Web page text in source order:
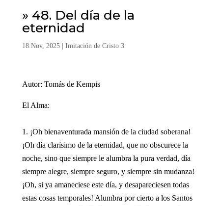
» 48. Del día de la
eternidad
18 Nov, 2025| Imitación de Cristo 3
Autor: Tomás de Kempis
El Alma:
1. ¡Oh bienaventurada mansión de la ciudad soberana!
¡Oh día clarísimo de la eternidad, que no obscurece la
noche, sino que siempre le alumbra la pura verdad, día
siempre alegre, siempre seguro, y siempre sin mudanza!
¡Oh, si ya amaneciese este día, y desapareciesen todas
estas cosas temporales! Alumbra por cierto a los Santos